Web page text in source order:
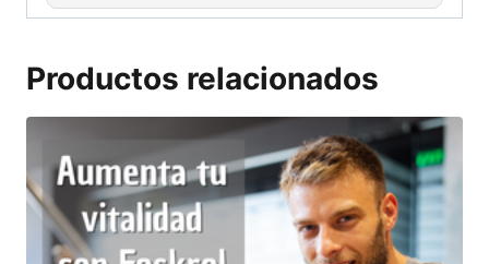
Productos relacionados